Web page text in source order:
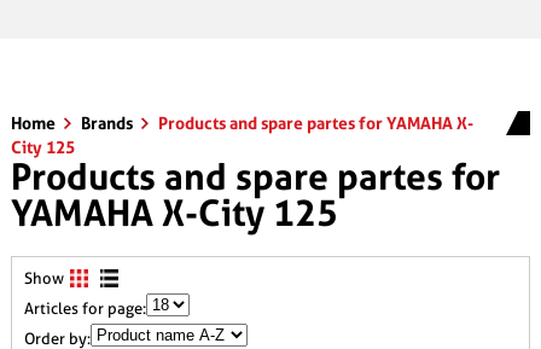
Home Brands
Products and spare partes for YAMAHA X-
City 125
Products and spare partes for
YAMAHA X-City 125
Show
Articles for page:
Order by: